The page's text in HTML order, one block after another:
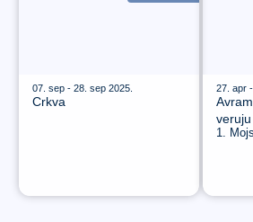
07. sep - 28. sep 2025.
Crkva
27. apr
veruju
1.